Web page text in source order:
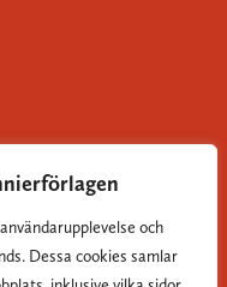
och
Dessa cookies samlar